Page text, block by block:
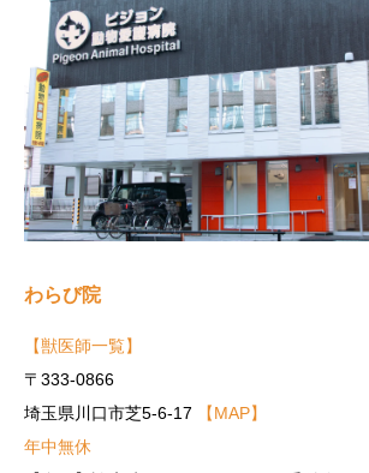
わらび院
【獣医師一覧】
〒333-0866
埼玉県川口市芝5-6-17
【MAP】
年中無休